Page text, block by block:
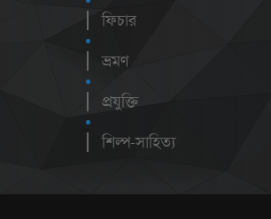
ফিচার
ভ্রমণ
প্রযুক্তি
শিল্প-সাহিত্য